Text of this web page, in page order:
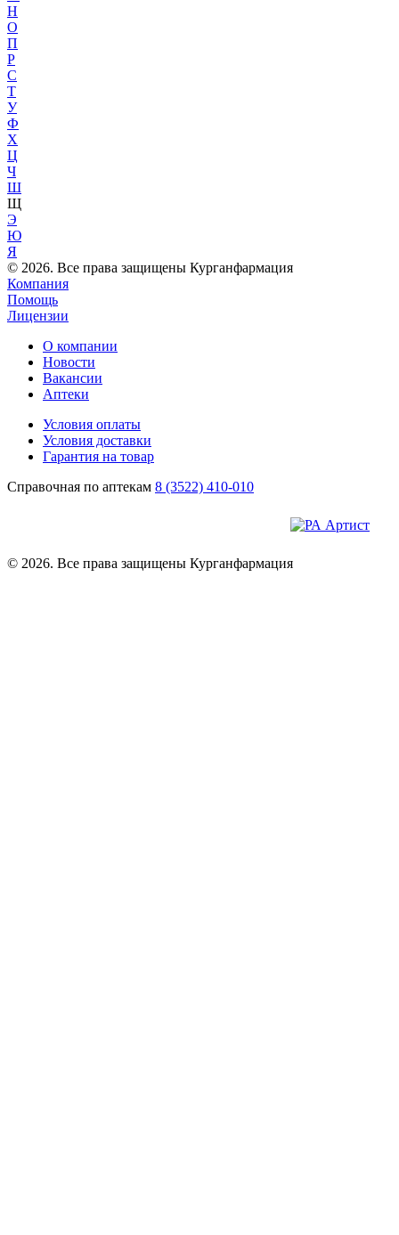
Н
О
П
Р
С
Т
У
Ф
Х
Ц
Ч
Ш
Щ
Э
Ю
Я
© 2026. Все права защищены Курганфармация
Компания
Помощь
Лицензии
О компании
Новости
Вакансии
Аптеки
Условия оплаты
Условия доставки
Гарантия на товар
Справочная по аптекам 8 (3522) 410-010
© 2026. Все права защищены Курганфармация